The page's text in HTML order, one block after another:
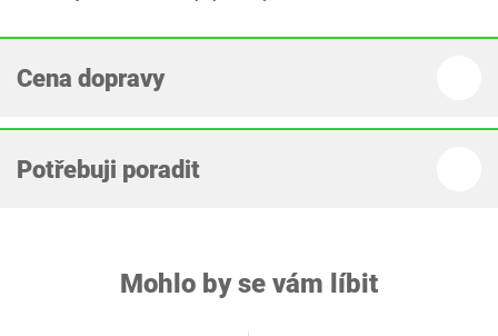
Cena dopravy
Potřebuji poradit
Mohlo by se vám líbit